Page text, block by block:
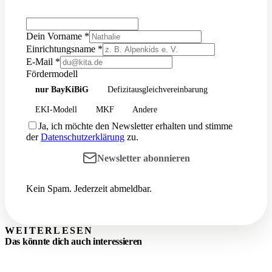
Dein Vorname *
Einrichtungsname *
E-Mail *
Fördermodell
nur BayKiBiG Defizitausgleichvereinbarung
EKI-Modell MKF Andere
Ja, ich möchte den Newsletter erhalten und stimme
der Datenschutzerklärung zu.
Newsletter abonnieren
Kein Spam. Jederzeit abmeldbar.
WEITERLESEN
Das könnte dich auch interessieren